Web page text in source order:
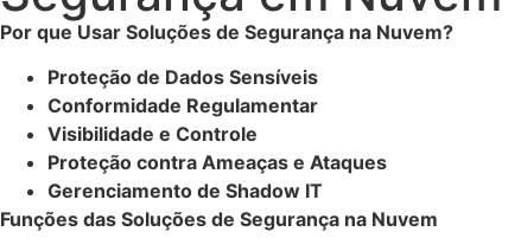
Por que Usar Soluções de Segurança na Nuvem?
Proteção de Dados Sensíveis
Conformidade Regulamentar
Visibilidade e Controle
Proteção contra Ameaças e Ataques
Gerenciamento de Shadow IT
Funções das Soluções de Segurança na Nuvem